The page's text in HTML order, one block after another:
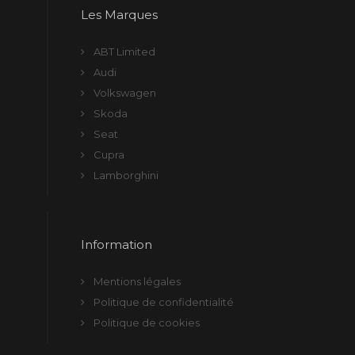
Les Marques
ABT Limited
Audi
Volkswagen
Skoda
Seat
Cupra
Lamborghini
Information
Mentions légales
Politique de confidentialité
Politique de cookies